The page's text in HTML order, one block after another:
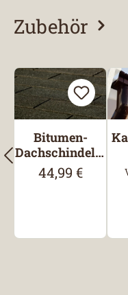
Zubehör
Bitumen-
Dachschindeln,
Rechteck,
Schwarz
Regulärer
44,99 €